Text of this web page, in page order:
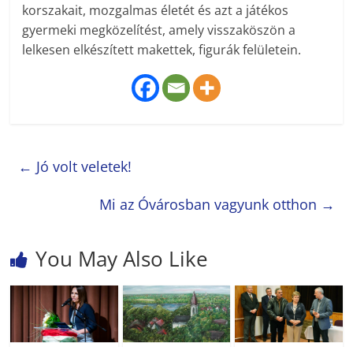
korszakait, mozgalmas életét és azt a játékos
gyermeki megközelítést, amely visszaköszön a
lelkesen elkészített makettek, figurák felületein.
← Jó volt veletek!
Mi az Óvárosban vagyunk otthon →
You May Also Like